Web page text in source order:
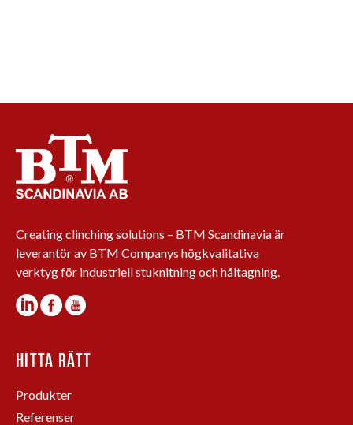
Creating clinching solutions – BTM Scandinavia är
leverantör av BTM Companys högkvalitativa
verktyg för industriell stuknitning och håltagning.
HITTA RÄTT
Produkter
Referenser